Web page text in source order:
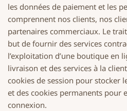
les données de paiement et les
comprennent nos clients, nos
partenaires commerciaux. Le
but de fournir des services
l’exploitation d’une boutique en
livraison et des services à la
cookies de session pour stocker
et des cookies permanents pour
connexion.